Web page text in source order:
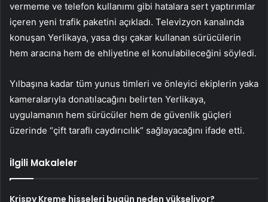
vermeme ve telefon kullanımı gibi hatalara sert yaptırımlar
içeren yeni trafik paketini açıkladı. Televizyon kanalında
konuşan Yerlikaya, yasa dışı çakar kullanan sürücülerin
hem aracına hem de ehliyetine el konulabileceğini söyledi.
Yılbaşına kadar tüm yunus timleri ve önleyici ekiplerin yaka
kameralarıyla donatılacağını belirten Yerlikaya,
uygulamanın hem sürücüler hem de güvenlik güçleri
üzerinde “çift taraflı caydırıcılık” sağlayacağını ifade etti.
İlgili Makaleler
Krispy Kreme hisseleri bugün neden yükseliyor?